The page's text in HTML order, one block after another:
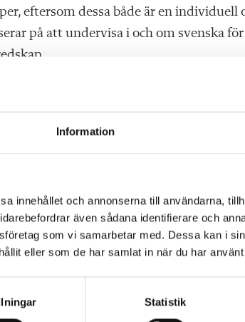
Information
innehållet och annonserna till användarna,
även sådana identifierare och
som vi samarbetar med. Dessa kan i
eller som de har samlat in när du har
Statistik
eftersom dessa både är en individuell
på att undervisa i och om svenska
pågår här och nu om svenska och på
kan ta del av densamma. Vi
anda, får möjlighet att diskutera
diskuterar. Den första läsinlärningen
till att debatten fördunklas.
utföras, och utrymmet räcker inte här
springande punkten är dock att den